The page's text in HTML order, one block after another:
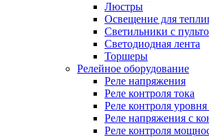
Люстры
Освещение для
Светильники с
Светодиодная лента
Торшеры
Релейное оборудование
Реле напряжения
Реле контроля тока
Реле контроля
Реле напряжения с
Реле контроля